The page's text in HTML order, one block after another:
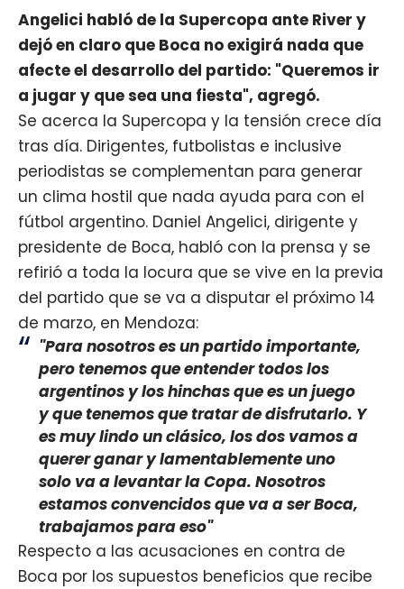
Angelici habló de la Supercopa ante River y
dejó en claro que Boca no exigirá nada que
afecte el desarrollo del partido: "Queremos ir
a jugar y que sea una fiesta", agregó.
Se acerca la Supercopa y la tensión crece día
tras día. Dirigentes, futbolistas e inclusive
periodistas se complementan para generar
un clima hostil que nada ayuda para con el
fútbol argentino. Daniel Angelici, dirigente y
presidente de Boca, habló con la prensa y se
refirió a toda la locura que se vive en la previa
del partido que se va a disputar el próximo 14
de marzo, en Mendoza:
"Para nosotros es un partido importante,
pero tenemos que entender todos los
argentinos y los hinchas que es un juego
y que tenemos que tratar de disfrutarlo. Y
es muy lindo un clásico, los dos vamos a
querer ganar y lamentablemente uno
solo va a levantar la Copa. Nosotros
estamos convencidos que va a ser Boca,
trabajamos para eso"
Respecto a las acusaciones en contra de
Boca por los supuestos beneficios que recibe